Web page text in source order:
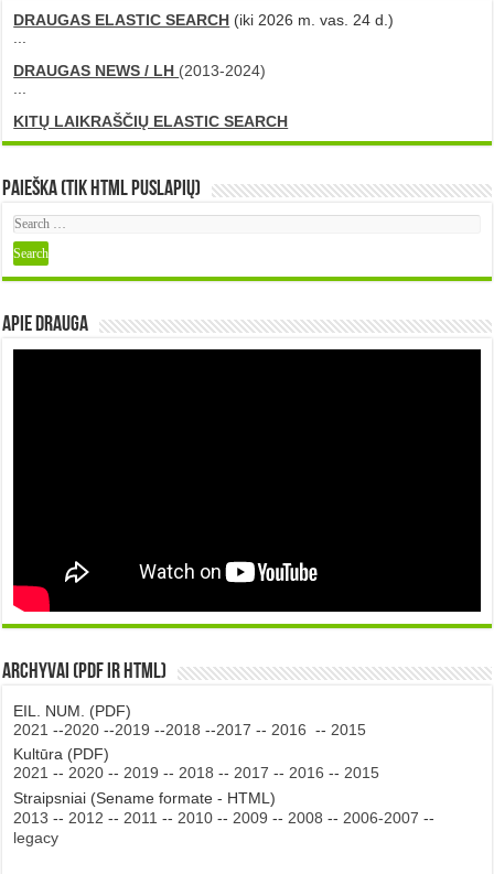
DRAUGAS ELASTIC SEARCH (iki 2026 m. vas. 24 d.)
...
DRAUGAS NEWS / LH (2013-2024)
...
KITŲ LAIKRAŠČIŲ ELASTIC SEARCH
Paieška (tik HTML puslapių)
Apie DRAUGA
Archyvai (PDF ir HTML)
EIL. NUM. (PDF)
2021 --2020 --2019 --2018 --2017 -- 2016 -- 2015
Kultūra (PDF)
2021 -- 2020 -- 2019 -- 2018 -- 2017 -- 2016 -- 2015
Straipsniai (Sename formate - HTML)
2013 -- 2012 -- 2011 -- 2010 -- 2009 -- 2008 -- 2006-2007 --
legacy